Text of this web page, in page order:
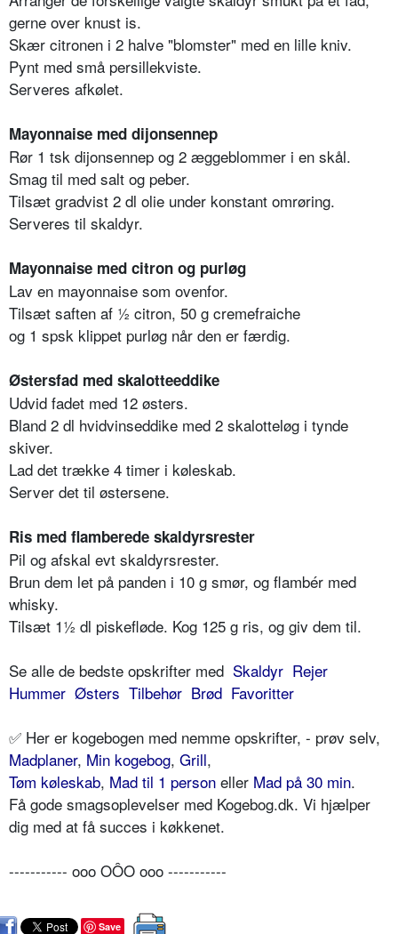
gerne over knust is.
Skær citronen i 2 halve "blomster" med en lille kniv.
Pynt med små persillekviste.
Serveres afkølet.
Mayonnaise med dijonsennep
Rør 1 tsk dijonsennep og 2 æggeblommer i en skål.
Smag til med salt og peber.
Tilsæt gradvist 2 dl olie under konstant omrøring.
Serveres til skaldyr.
Mayonnaise med citron og purløg
Lav en mayonnaise som ovenfor.
Tilsæt saften af ½ citron, 50 g cremefraiche
og 1 spsk klippet purløg når den er færdig.
Østersfad med skalotteeddike
Udvid fadet med 12 østers.
Bland 2 dl hvidvinseddike med 2 skalotteløg i tynde
skiver.
Lad det trække 4 timer i køleskab.
Server det til østersene.
Ris med flamberede skaldyrsrester
Pil og afskal evt skaldyrsrester.
Brun dem let på panden i 10 g smør, og flambér med
whisky.
Tilsæt 1½ dl piskefløde. Kog 125 g ris, og giv dem til.
Se alle de bedste opskrifter med Skaldyr Rejer
Hummer Østers Tilbehør Brød Favoritter
✅ Her er kogebogen med nemme opskrifter, - prøv selv,
Madplaner, Min kogebog, Grill,
Tøm køleskab, Mad til 1 person eller Mad på 30 min.
Få gode smagsoplevelser med Kogebog.dk. Vi hjælper
dig med at få succes i køkkenet.
----------- ooo OÔO ooo -----------
Save